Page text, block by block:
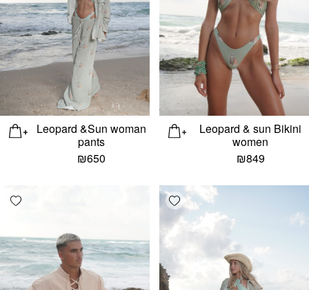
Leopard & sun Bikini
women
₪849
Leopard &Sun woman
pants
₪650
Add wishlist